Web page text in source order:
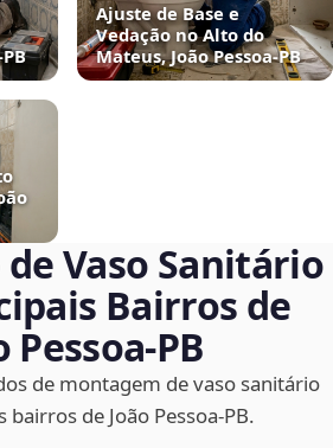
Ajuste de Base e
Vedação no Alto do
Mateus, João Pessoa‑PB
Vaso Sanitário
Bairros de
Pessoa‑PB
de montagem de vaso sanitário
de João Pessoa‑PB.